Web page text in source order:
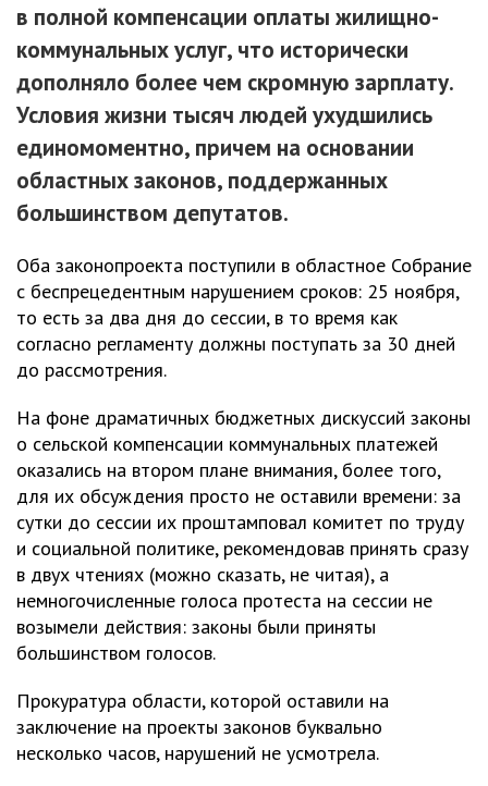
в полной компенсации оплаты жилищно-
коммунальных услуг, что исторически
дополняло более чем скромную зарплату.
Условия жизни тысяч людей ухудшились
единомоментно, причем на основании
областных законов, поддержанных
большинством депутатов.
Оба законопроекта поступили в областное Собрание
с беспрецедентным нарушением сроков: 25 ноября,
то есть за два дня до сессии, в то время как
согласно регламенту должны поступать за 30 дней
до рассмотрения.
На фоне драматичных бюджетных дискуссий законы
о сельской компенсации коммунальных платежей
оказались на втором плане внимания, более того,
для их обсуждения просто не оставили времени: за
сутки до сессии их проштамповал комитет по труду
и социальной политике, рекомендовав принять сразу
в двух чтениях (можно сказать, не читая), а
немногочисленные голоса протеста на сессии не
возымели действия: законы были приняты
большинством голосов.
Прокуратура области, которой оставили на
заключение на проекты законов буквально
несколько часов, нарушений не усмотрела.